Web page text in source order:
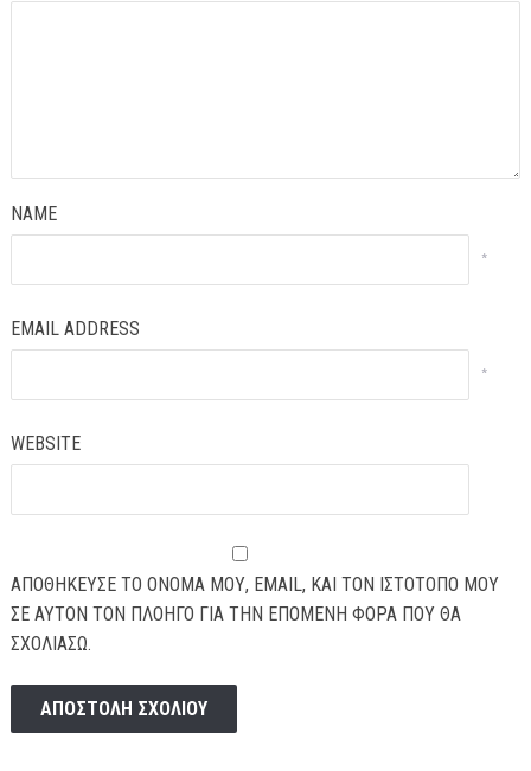
NAME
*
EMAIL ADDRESS
*
WEBSITE
ΑΠΟΘΉΚΕΥΣΕ ΤΟ ΌΝΟΜΆ ΜΟΥ, EMAIL, ΚΑΙ ΤΟΝ ΙΣΤΌΤΟΠΟ ΜΟΥ
ΣΕ ΑΥΤΌΝ ΤΟΝ ΠΛΟΗΓΌ ΓΙΑ ΤΗΝ ΕΠΌΜΕΝΗ ΦΟΡΆ ΠΟΥ ΘΑ
ΣΧΟΛΙΆΣΩ.